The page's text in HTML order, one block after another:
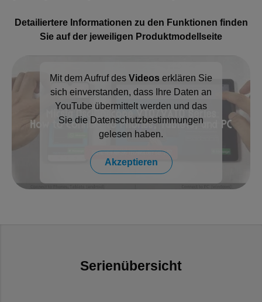
Detailiertere Informationen zu den Funktionen finden
Sie auf der jeweiligen Produktmodellseite
Mit dem Aufruf des Videos erklären Sie
sich einverstanden, dass Ihre Daten an
YouTube übermittelt werden und das
Sie die Datenschutzbestimmungen
gelesen haben.
Akzeptieren
Serienübersicht